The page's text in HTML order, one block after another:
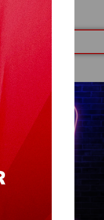
DE FIDÉLITÉ